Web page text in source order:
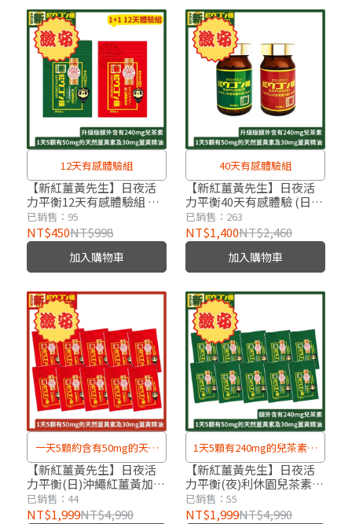
12天有感體驗組
【新紅薑黃先生】日夜活
力平衡12天有感體驗組 日
薑黃素加強版+夜兒茶素升
級版(30顆/包)
已銷售：95
NT$450NT$998
加入購物車
40天有感體驗組
【新紅薑黃先生】日夜活
力平衡40天有感體驗 (日)
薑黃素加強版x1瓶+(夜)兒
茶素升級版x1瓶(100顆/瓶)
已銷售：263
NT$1,400NT$2,460
加入購物車
一天5顆約含有50mg的天然
薑黃素及30mg薑黃精油
【新紅薑黃先生】日夜活
力平衡(日)沖繩紅薑黃加強
版x10包(30顆/包)
已銷售：44
NT$1,999NT$4,990
1天5顆有240mg的兒茶素、
50mg的天然薑黃素及30mg
薑黃精油
【新紅薑黃先生】日夜活
力平衡(夜)利休園兒茶素升
級版x10包(30顆/包)
已銷售：55
NT$1,999NT$4,990